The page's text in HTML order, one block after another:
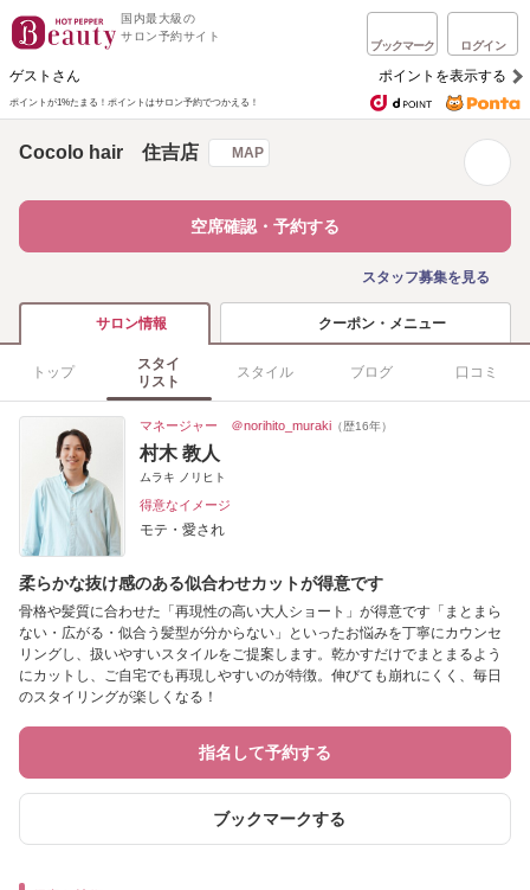
国内最大級の
サロン予約サイト
ブックマーク ログイン
ゲストさん ポイントを表示する
ポイントが1%たまる！ ポイントはサロン予約でつかえる！
Cocolo hair 住吉店 MAP
空席確認・予約する
スタッフ募集を見る
サロン情報 クーポン・メニュー
トップ
スタイ
リスト
スタイル ブログ 口コミ
マネージャー ＠norihito_muraki （歴16年）
村木 教人
ムラキ ノリヒト
得意なイメージ
モテ・愛され
柔らかな抜け感のある似合わせカットが得意です
骨格や髪質に合わせた「再現性の高い大人ショート」が得意です「まとまら
ない・広がる・似合う髪型が分からない」といったお悩みを丁寧にカウンセ
リングし、扱いやすいスタイルをご提案します。乾かすだけでまとまるよう
にカットし、ご自宅でも再現しやすいのが特徴。伸びても崩れにくく、毎日
のスタイリングが楽しくなる！
指名して予約する
ブックマークする